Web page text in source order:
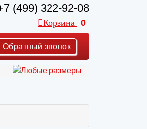
(499) 322-92-08
Корзина 0
Обратный звонок